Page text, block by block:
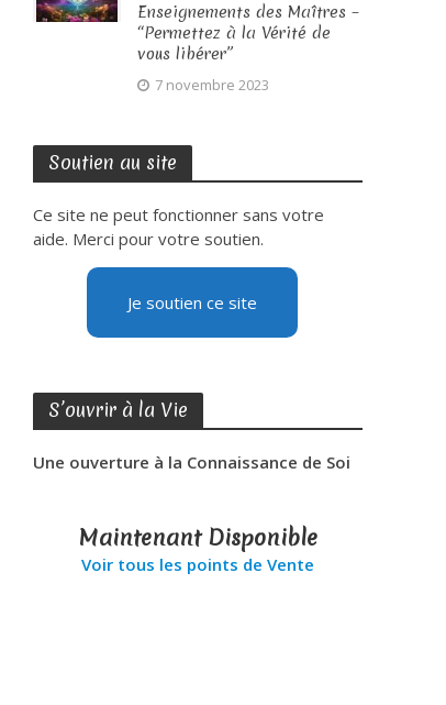
Enseignements des Maîtres –
“Permettez à la Vérité de
vous libérer”
7 novembre 2023
Soutien au site
Ce site ne peut fonctionner sans votre
aide. Merci pour votre soutien.
Je soutien ce site
S’ouvrir à la Vie
Une ouverture à la Connaissance de Soi
Maintenant Disponible
Voir tous les points de Vente